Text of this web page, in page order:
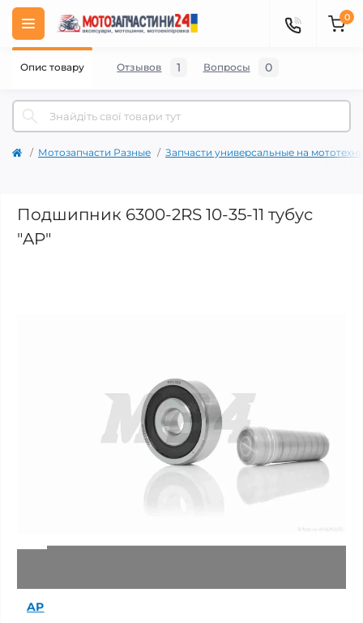
0
Мотозапчасти Разные Запчасти универсальные на
Подшипник 6300-2RS 10-35-11 тубус
"AP"
AP
Опис товару Отзывов 1 Вопросы 0